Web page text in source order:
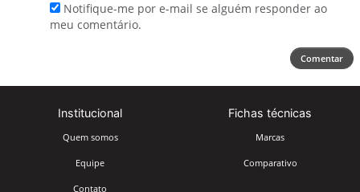
Notifique-me por e-mail se alguém responder ao
meu comentário.
Comentar
Institucional
Quem somos
Equipe
Contato
Fichas técnicas
Marcas
Comparativo